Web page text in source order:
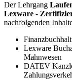
Der Lehrgang
Lexware -
nachfolgenden
Lexware
Mahnwesen
DATEV